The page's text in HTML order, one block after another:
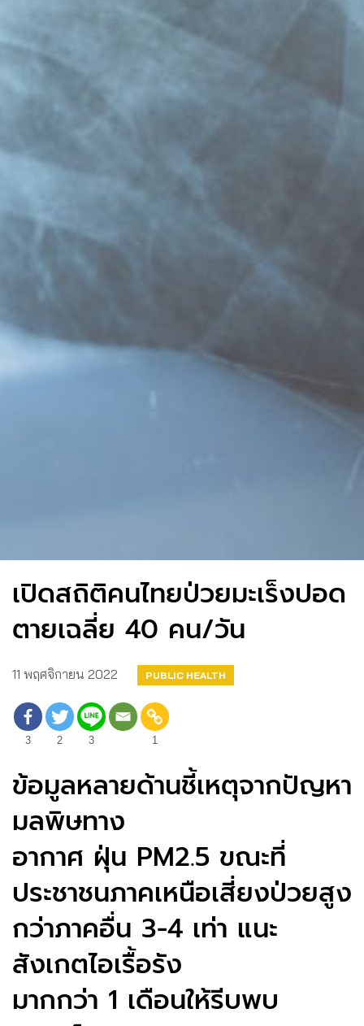
เปิดสถิติคนไทยป่วยมะเร็งปอด
ตายเฉลี่ย 40 คน/วัน
11 พฤศจิกายน 2022 PUBLIC HEALTH
3 2 3 1
ข้อมูลหลายด้านชี้เหตุจากปัญหา
มลพิษทาง
อากาศ ฝุ่น PM2.5 ขณะที่
ประชาชนภาคเหนือเสี่ยงป่วยสูง
กว่าภาคอื่น 3-4 เท่า แนะ
สังเกตไอเรื้อรัง
มากกว่า 1 เดือนให้รีบพบ